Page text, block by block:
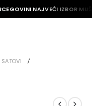
NAJVEĆI IZBOR
SATOVI